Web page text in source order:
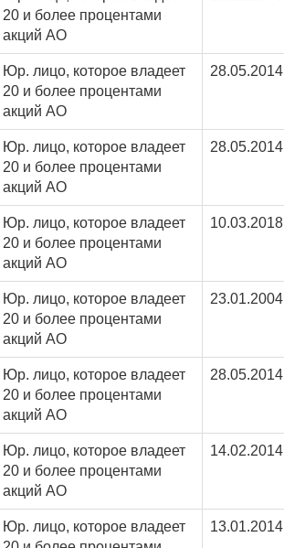
20 и более процентами
акций АО
Юр. лицо, которое владеет
20 и более процентами
акций АО
28.05.2014
Юр. лицо, которое владеет
20 и более процентами
акций АО
28.05.2014
Юр. лицо, которое владеет
20 и более процентами
акций АО
10.03.2018
Юр. лицо, которое владеет
20 и более процентами
акций АО
23.01.2004
Юр. лицо, которое владеет
20 и более процентами
акций АО
28.05.2014
Юр. лицо, которое владеет
20 и более процентами
акций АО
14.02.2014
Юр. лицо, которое владеет
13.01.2014